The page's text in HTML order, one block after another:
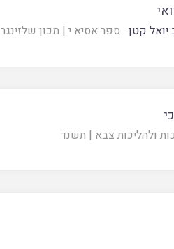
יואל קטן ספר אסיא י | מכון שלזינגר
ולהליכות צבא | תשנד